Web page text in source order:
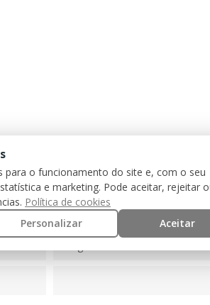
ProTech Guns
para o funcionamento do site e, com o seu
e marketing. Pode aceitar, rejeitar
Política de cookies
Personalizar Aceitar